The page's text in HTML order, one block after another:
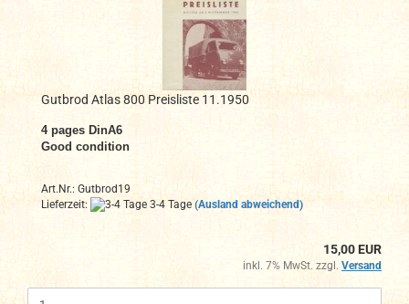
Gutbrod Atlas 800 Preisliste 11.1950
4 pages DinA6
Good condition
Art.Nr.: Gutbrod19
Lieferzeit:
3-4 Tage (Ausland abweichend)
15,00 EUR
inkl. 7% MwSt. zzgl. Versand